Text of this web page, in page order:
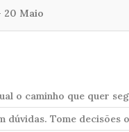
20 Maio
o caminho que quer
dúvidas. Tome decisões